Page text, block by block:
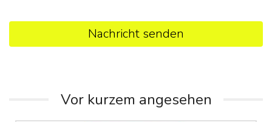
Nachricht senden
Vor kurzem angesehen